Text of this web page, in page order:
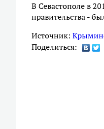
В Севастополе в
правительства -
Источник:
Поделиться: